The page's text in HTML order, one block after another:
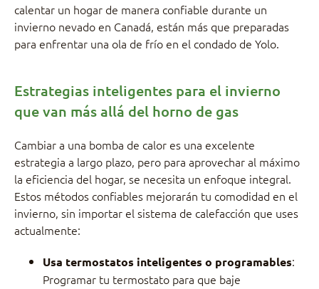
calentar un hogar de manera confiable durante un
invierno nevado en Canadá, están más que preparadas
para enfrentar una ola de frío en el condado de Yolo.
Estrategias inteligentes para el invierno
que van más allá del horno de gas
Cambiar a una bomba de calor es una excelente
estrategia a largo plazo, pero para aprovechar al máximo
la eficiencia del hogar, se necesita un enfoque integral.
Estos métodos confiables mejorarán tu comodidad en el
invierno, sin importar el sistema de calefacción que uses
actualmente:
Usa termostatos inteligentes o programables:
Programar tu termostato para que baje